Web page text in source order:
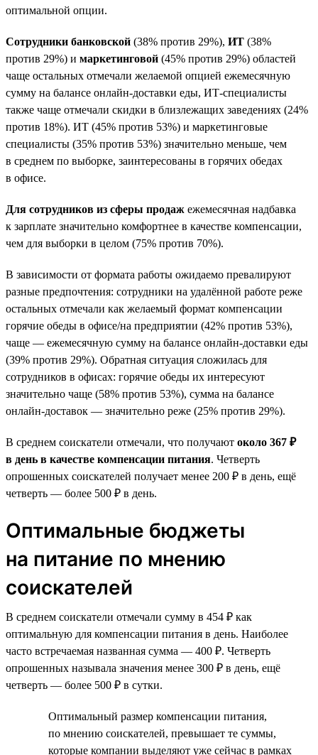
оптимальной опции.
Сотрудники банковской (38% против 29%), ИТ (38%
против 29%) и маркетинговой (45% против 29%) областей
чаще остальных отмечали желаемой опцией ежемесячную
сумму на балансе онлайн-доставки еды, ИТ-специалисты
также чаще отмечали скидки в близлежащих заведениях (24%
против 18%). ИТ (45% против 53%) и маркетинговые
специалисты (35% против 53%) значительно меньше, чем
в среднем по выборке, заинтересованы в горячих обедах
в офисе.
Для сотрудников из сферы продаж ежемесячная надбавка
к зарплате значительно комфортнее в качестве компенсации,
чем для выборки в целом (75% против 70%).
В зависимости от формата работы ожидаемо превалируют
разные предпочтения: сотрудники на удалённой работе реже
остальных отмечали как желаемый формат компенсации
горячие обеды в офисе/на предприятии (42% против 53%),
чаще — ежемесячную сумму на балансе онлайн-доставки еды
(39% против 29%). Обратная ситуация сложилась для
сотрудников в офисах: горячие обеды их интересуют
значительно чаще (58% против 53%), сумма на балансе
онлайн-доставок — значительно реже (25% против 29%).
В среднем соискатели отмечали, что получают около 367 ₽
в день в качестве компенсации питания. Четверть
опрошенных соискателей получает менее 200 ₽ в день, ещё
четверть — более 500 ₽ в день.
Оптимальные бюджеты
на питание по мнению
соискателей
В среднем соискатели отмечали сумму в 454 ₽ как
оптимальную для компенсации питания в день. Наиболее
часто встречаемая названная сумма — 400 ₽. Четверть
опрошенных называла значения менее 300 ₽ в день, ещё
четверть — более 500 ₽ в сутки.
Оптимальный размер компенсации питания,
по мнению соискателей, превышает те суммы,
которые компании выделяют уже сейчас в рамках